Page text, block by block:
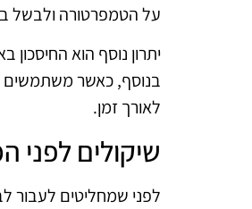
על הטמפרטורה ולבשל
יתרון נוסף הוא
בנוסף, כאשר משתמשים
לאורך זמן.
שיקולים לפני
לפני שמחליטים לעבור